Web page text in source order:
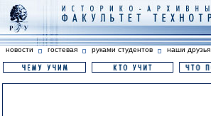
новости гостевая руками студентов наши друзья